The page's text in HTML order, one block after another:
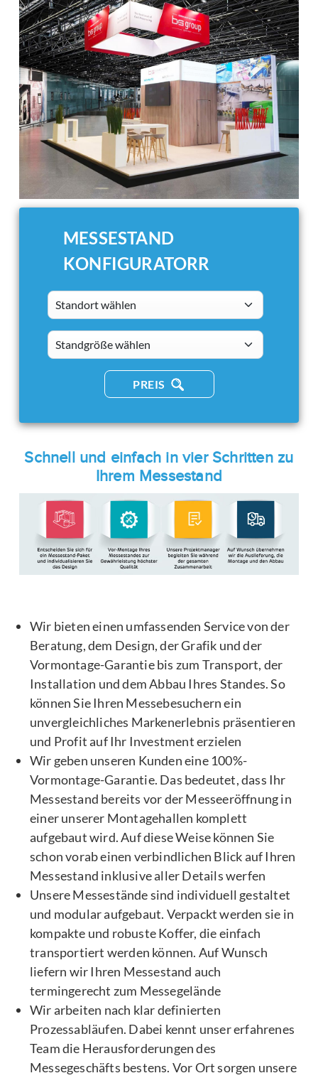
MESSESTAND
KONFIGURATORR
Standort wählen
standsizes
PREIS
Schnell und einfach in vier Schritten zu
Ihrem Messestand
Wir bieten einen umfassenden Service von der
Beratung, dem Design, der Grafik und der
Vormontage-Garantie bis zum Transport, der
Installation und dem Abbau Ihres Standes. So
können Sie Ihren Messebesuchern ein
unvergleichliches Markenerlebnis präsentieren
und Profit auf Ihr Investment erzielen
Wir geben unseren Kunden eine 100%-
Vormontage-Garantie. Das bedeutet, dass Ihr
Messestand bereits vor der Messeeröffnung in
einer unserer Montagehallen komplett
aufgebaut wird. Auf diese Weise können Sie
schon vorab einen verbindlichen Blick auf Ihren
Messestand inklusive aller Details werfen
Unsere Messestände sind individuell gestaltet
und modular aufgebaut. Verpackt werden sie in
kompakte und robuste Koffer, die einfach
transportiert werden können. Auf Wunsch
liefern wir Ihren Messestand auch
termingerecht zum Messegelände
Wir arbeiten nach klar definierten
Prozessabläufen. Dabei kennt unser erfahrenes
Team die Herausforderungen des
Messegeschäfts bestens. Vor Ort sorgen unsere